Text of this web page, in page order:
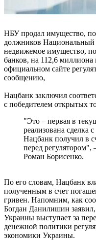
НБУ продал имущество,
должников
недвижемое имущество,
банков, на 112,6 миллиона
официальном сайте
сообщению,
Нацбанк заключил
с победителем открытых
"Это – первая в
реализована сделка
Нацбанк получил в
перед
Роман Борисенко.
По его словам, Нацбанк
полученным в счет
гривен. Напомним, как
Богдан Данилишин
Украины выступает за
денежной политики
экономики Украины.